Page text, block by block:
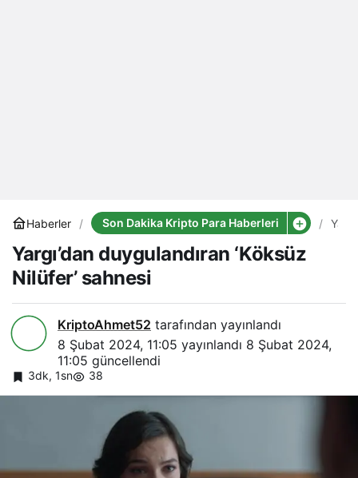
Haberler Son Dakika Kripto Para Haberleri
Yargı’dan duygulandıran ‘Köksüz
Nilüfer’ sahnesi
KriptoAhmet52 tarafından yayınlandı
8 Şubat 2024, 11:05 yayınlandı 8 Şubat 2024,
11:05 güncellendi
3dk, 1sn 38